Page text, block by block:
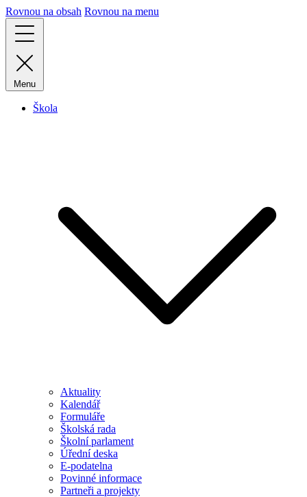
Rovnou na obsah Rovnou na menu
Menu
Škola
Aktuality
Kalendář
Formuláře
Školská rada
Školní parlament
Úřední deska
E-podatelna
Povinné informace
Partneři a projekty